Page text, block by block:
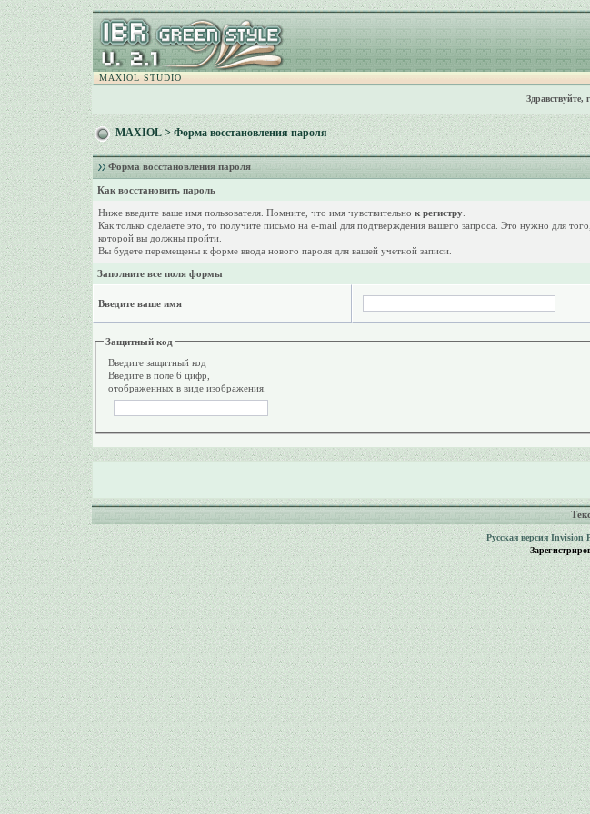
MAXIOL STUDIO
Здравствуйте,
MAXIOL> Форма восстановления пароля
Форма восстановления пароля
Как восстановить пароль
Ниже введите ваше имя пользователя. Помните, что имя чувствительно к регистру.
Как только сделаете это, то получите письмо на e-mail для подтверждения вашего запроса. Это нужно для
которой вы должны пройти.
Вы будете перемещены к форме ввода нового пароля для вашей учетной записи.
Заполните все поля формы
Введите ваше имя
Защитный код
Введите защитный код
Введите в поле 6 цифр,
отображенных в виде изображения.
Русская версия Invision